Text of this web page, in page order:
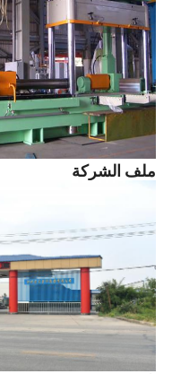
ملف الشركة